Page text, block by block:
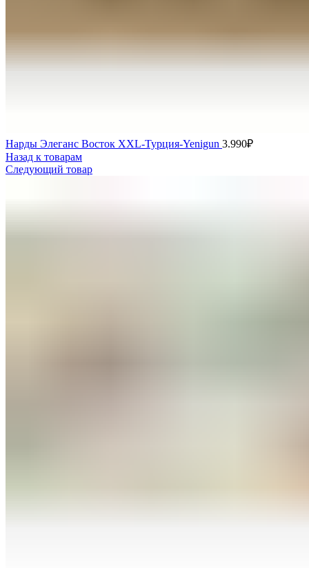
Нарды Элеганс Восток XXL-Турция-Yenigun 3.990₽
Назад к товарам
Следующий товар